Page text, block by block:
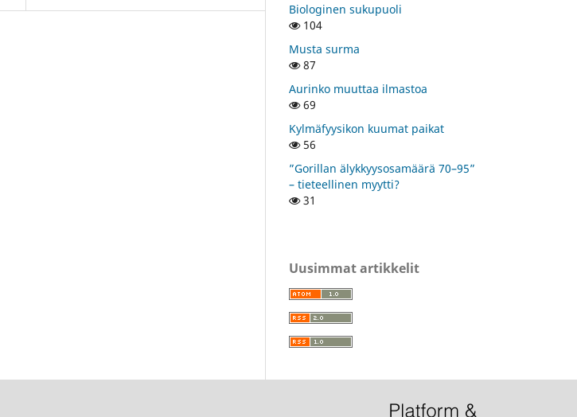
Biologinen sukupuoli
104
Musta surma
87
Aurinko muuttaa ilmastoa
69
Kylmäfyysikon kuumat paikat
56
”Gorillan älykkyysosamäärä 70–95”
– tieteellinen myytti?
31
Uusimmat artikkelit